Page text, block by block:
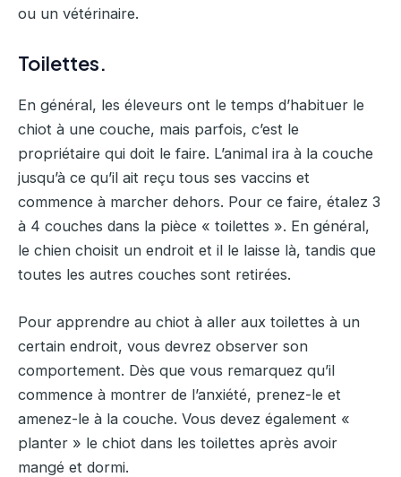
ou un vétérinaire.
Toilettes.
En général, les éleveurs ont le temps d’habituer le
chiot à une couche, mais parfois, c’est le
propriétaire qui doit le faire. L’animal ira à la couche
jusqu’à ce qu’il ait reçu tous ses vaccins et
commence à marcher dehors. Pour ce faire, étalez 3
à 4 couches dans la pièce « toilettes ». En général,
le chien choisit un endroit et il le laisse là, tandis que
toutes les autres couches sont retirées.
Pour apprendre au chiot à aller aux toilettes à un
certain endroit, vous devrez observer son
comportement. Dès que vous remarquez qu’il
commence à montrer de l’anxiété, prenez-le et
amenez-le à la couche. Vous devez également «
planter » le chiot dans les toilettes après avoir
mangé et dormi.